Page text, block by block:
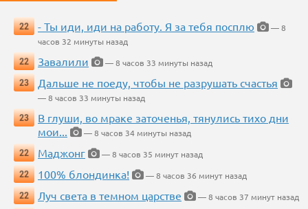
22 - Ты иди, иди на работу. Я за тебя посплю
— 8
часов 32 минуты назад
22
Завалили
— 8 часов 33 минуты назад
23
Дальше не поеду, чтобы не разрушать счастья
— 8 часов 33 минуты назад
23
В глуши, во мраке заточенья, тянулись тихо дни
мои...
— 8 часов 34 минуты назад
22
Маджонг
— 8 часов 35 минут назад
22
100% блондинка!
— 8 часов 36 минут назад
22
Луч света в темном царстве
— 8 часов 37 минут назад